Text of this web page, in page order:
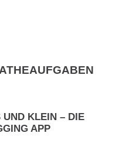
KLEIN – DIE M
APP